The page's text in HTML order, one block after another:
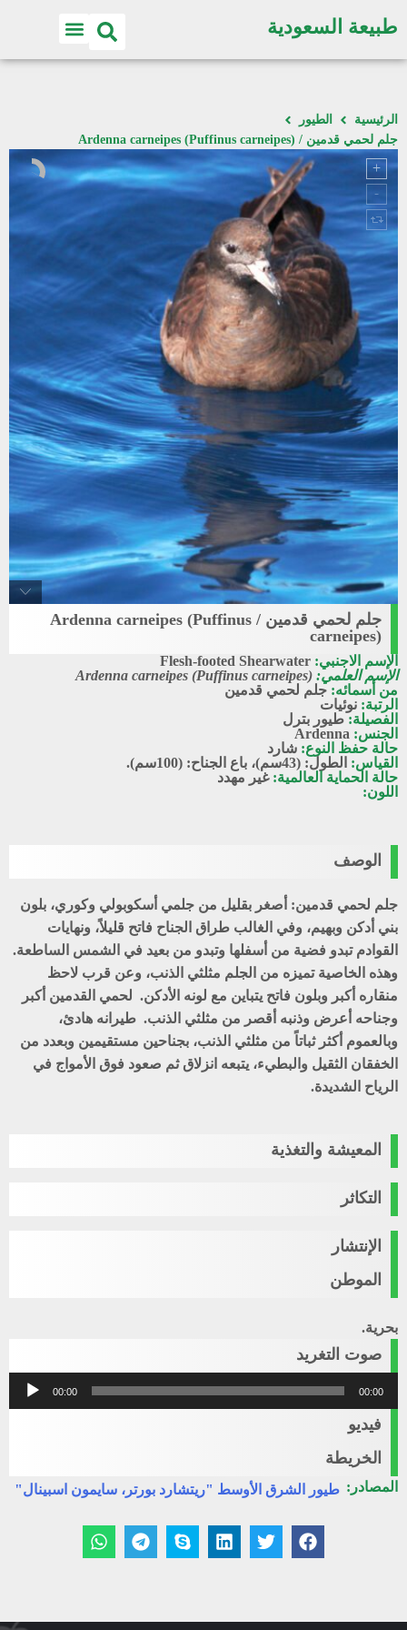
طبيعة السعودية
الرئيسية
الطيور
جلم لحمي قدمين / Ardenna carneipes (Puffinus carneipes)
Flesh-footed_shearwater
جلم لحمي قدمين / Ardenna carneipes (Puffinus
carneipes)
الإسم الاجنبي: Flesh-footed Shearwater
الإسم العلمي: Ardenna carneipes (Puffinus carneipes)
من أسمائه: جلم لحمي قدمين
الرتبة: نوئيات
الفصيلة: طيور بترل
الجنس: Ardenna
حالة حفظ النوع: شارد
القياس: الطول: (43سم)، باع الجناح: (100سم).
حالة الحماية العالمية:غير مهدد
اللون:
الوصف
جلم لحمي قدمين: أصغر بقليل من جلمي أسكوبولي وكوري، بلون
بني أدكن وبهيم، وفي الغالب طراق الجناح فاتح قليلاً، ونهايات
القوادم تبدو فضية من أسفلها وتبدو من بعيد في الشمس الساطعة.
وهذه الخاصية تميزه من الجلم مثلثي الذنب، وعن قرب لاحظ
منقاره أكبر وبلون فاتح يتباين مع لونه الأدكن. لحمي القدمين أكبر
وجناحه أعرض وذنبه أقصر من مثلثي الذنب. طيرانه هادئ،
وبالعموم أكثر ثباتاً من مثلثي الذنب، بجناحين مستقيمين وبعدد من
الخفقان الثقيل والبطيء، يتبعه انزلاق ثم صعود فوق الأمواج في
الرياح الشديدة.
المعيشة والتغذية
التكاثر
الإنتشار
الموطن
بحرية.
صوت التغريد
مشغل
الصوت
00:00 00:00
فيديو
الخريطة
المصادر: طيور الشرق الأوسط "ريتشارد بورتر، سايمون اسبينال"